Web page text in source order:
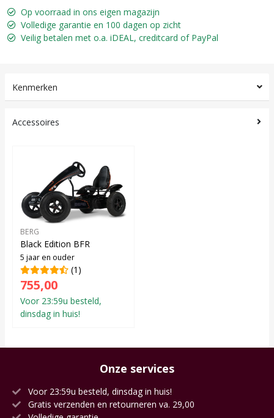
Op voorraad in ons eigen magazijn
Volledige garantie en 100 dagen op zicht
Veilig betalen met o.a. iDEAL, creditcard of PayPal
Kenmerken
Accessoires
BERG
Black Edition BFR
5 jaar en ouder
(1)
755,00
Voor 23:59u besteld,
dinsdag in huis!
Onze services
Voor 23:59u besteld, dinsdag in huis!
Gratis verzenden en retourneren va. 29,00